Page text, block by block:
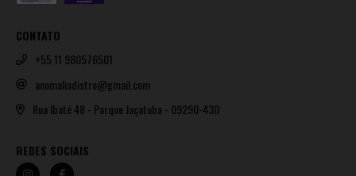
CONTATO
+55 11 980576501
anomaliadistro@gmail.com
Rua Ibaté 48 - Parque Jaçatuba - 09290-430
REDES SOCIAIS